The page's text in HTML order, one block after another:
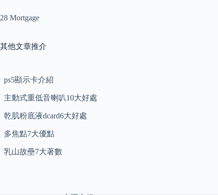
28 Mortgage
其他文章推介
ps5顯示卡介紹
主動式重低音喇叭10大好處
乾肌粉底液dcard6大好處
多焦點7大優點
乳山故壘7大著數